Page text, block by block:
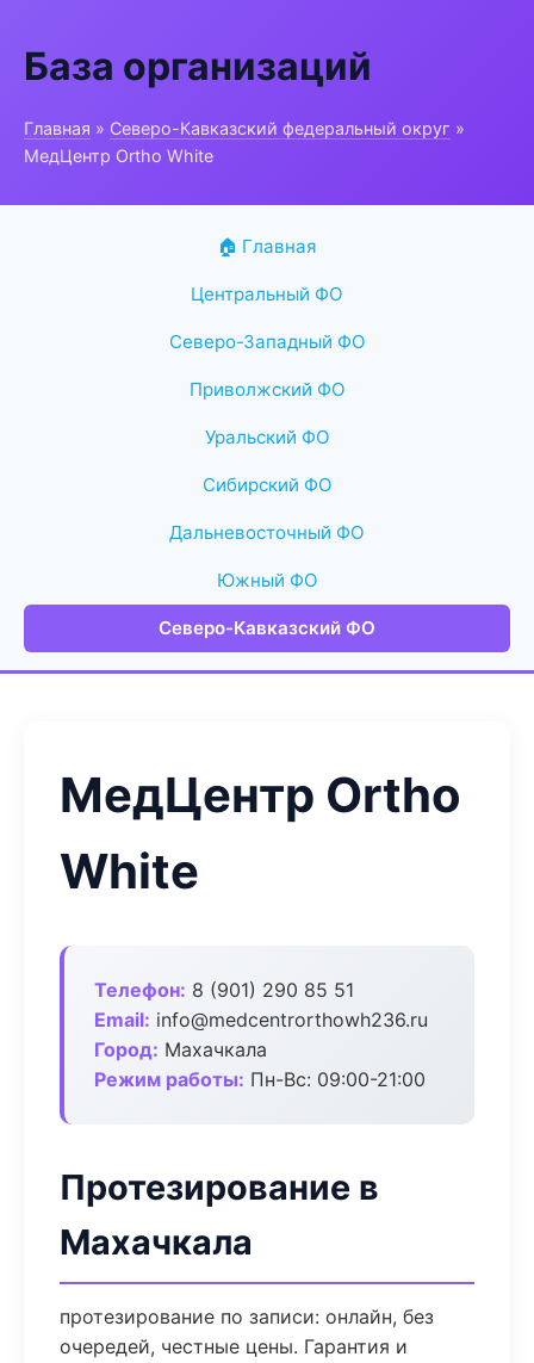
База организаций
Главная » Северо-Кавказский федеральный округ »
МедЦентр Ortho White
🏠 Главная
Центральный ФО
Северо-Западный ФО
Приволжский ФО
Уральский ФО
Сибирский ФО
Дальневосточный ФО
Южный ФО
Северо-Кавказский ФО
МедЦентр Ortho
White
Телефон: 8 (901) 290 85 51
Email: info@medcentrorthowh236.ru
Город: Махачкала
Режим работы: Пн-Вс: 09:00-21:00
Протезирование в
Махачкала
протезирование по записи: онлайн, без
очередей, честные цены. Гарантия и